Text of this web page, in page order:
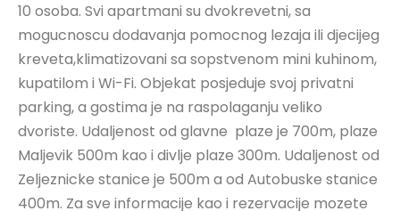
10 osoba. Svi apartmani su dvokrevetni, sa
mogucnoscu dodavanja pomocnog lezaja ili djecijeg
kreveta,klimatizovani sa sopstvenom mini kuhinom,
kupatilom i Wi-Fi. Objekat posjeduje svoj privatni
parking, a gostima je na raspolaganju veliko
dvoriste. Udaljenost od glavne plaze je 700m, plaze
Maljevik 500m kao i divlje plaze 300m. Udaljenost od
Zeljeznicke stanice je 500m a od Autobuske stanice
400m. Za sve informacije kao i rezervacije mozete